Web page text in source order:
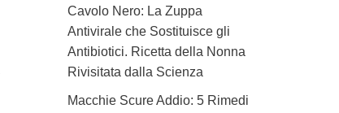
Cavolo Nero: La Zuppa
Antivirale che Sostituisce gli
Antibiotici. Ricetta della Nonna
Rivisitata dalla Scienza
Macchie Scure Addio: 5 Rimedi